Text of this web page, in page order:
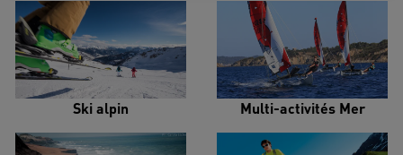
Ski alpin Multi-activités Mer